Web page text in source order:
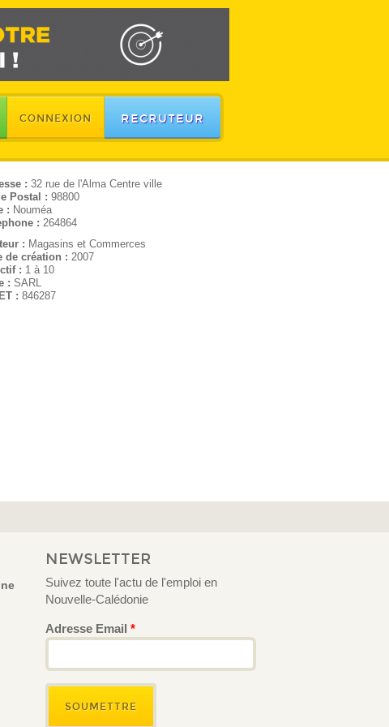
CONNEXION RECRUTEUR
: 32 rue de l'Alma Centre ville
Postal : 98800
: Nouméa
: 264864
: Magasins et Commerces
de création : 2007
: 1 à 10
: SARL
: 846287
NEWSLETTER
Suivez toute l'actu de l'emploi en
Nouvelle-Calédonie
Adresse Email *